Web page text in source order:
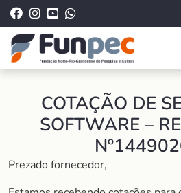
COTAÇÃO DE
SOFTWARE –
Prezado fornecedor,